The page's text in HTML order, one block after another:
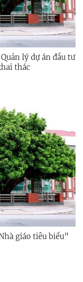
lý dự án đầu tư
thác
giáo tiêu biểu”